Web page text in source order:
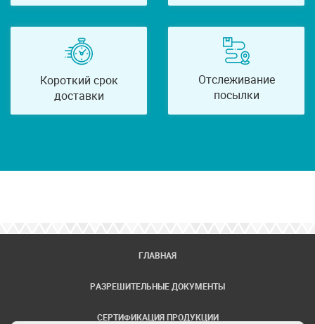
Короткий срок
доставки
Отслеживание
посылки
ГЛАВНАЯ
РАЗРЕШИТЕЛЬНЫЕ ДОКУМЕНТЫ
СЕРТИФИКАЦИЯ ПРОДУКЦИИ